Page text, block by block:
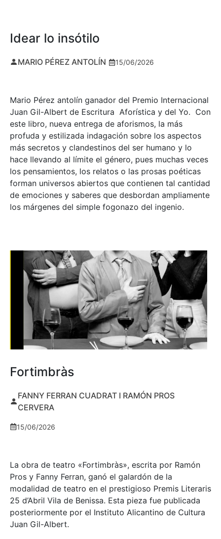
Idear lo insótilo
MARIO PÉREZ ANTOLÍN 15/06/2026
Mario Pérez antolín ganador del Premio Internacional
Juan Gil-Albert de Escritura Aforística y del Yo. Con
este libro, nueva entrega de aforismos, la más
profuda y estilizada indagación sobre los aspectos
más secretos y clandestinos del ser humano y lo
hace llevando al límite el género, pues muchas veces
los pensamientos, los relatos o las prosas poéticas
forman universos abiertos que contienen tal cantidad
de emociones y saberes que desbordan ampliamente
los márgenes del simple fogonazo del ingenio.
Fortimbràs
FANNY FERRAN CUADRAT I RAMÓN PROS
CERVERA
15/06/2026
La obra de teatro «Fortimbràs», escrita por Ramón
Pros y Fanny Ferran, ganó el galardón de la
modalidad de teatro en el prestigioso Premis Literaris
25 d’Abril Vila de Benissa. Esta pieza fue publicada
posteriormente por el Instituto Alicantino de Cultura
Juan Gil-Albert.